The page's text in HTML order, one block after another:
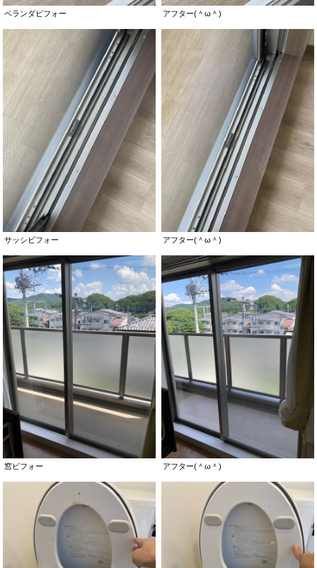
ベランダビフォー アフター(＾ω＾)
サッシビフォー アフター(＾ω＾)
窓ビフォー アフター(＾ω＾)